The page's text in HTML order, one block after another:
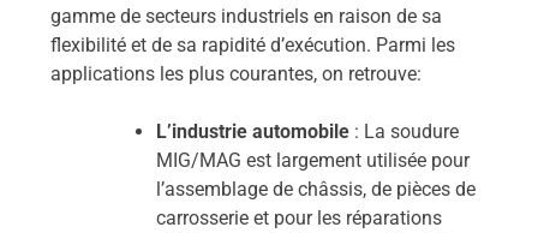
gamme de secteurs industriels en raison de sa
flexibilité et de sa rapidité d’exécution. Parmi les
applications les plus courantes, on retrouve:
L’industrie automobile : La soudure
MIG/MAG est largement utilisée pour
l’assemblage de châssis, de pièces de
carrosserie et pour les réparations